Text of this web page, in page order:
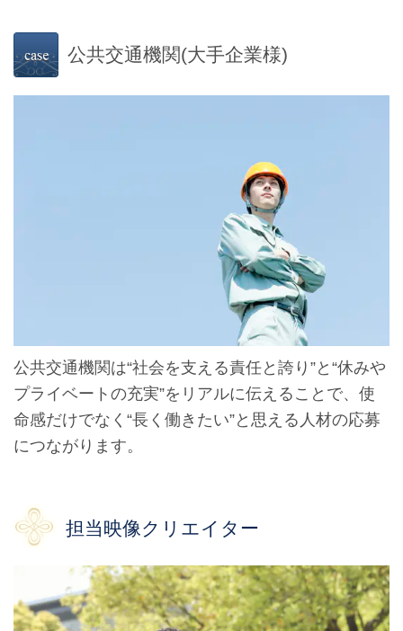
公共交通機関(大手企業様)
公共交通機関は“社会を支える責任と誇り”と“休みや
プライベートの充実”をリアルに伝えることで、使
命感だけでなく“長く働きたい”と思える人材の応募
につながります。
担当映像クリエイター